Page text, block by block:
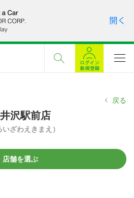
戻る
沢駅前店
いざわえきまえ）
店舗を選ぶ